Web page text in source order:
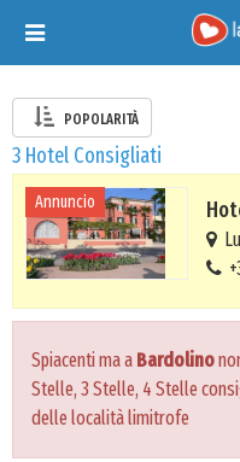
Toggle
navigation
POPOLARITÀ
3 Hotel Consigliati
Annuncio
Spiacenti ma a Bardolino
Stelle, 3 Stelle, 4 Stelle
delle località limitrofe